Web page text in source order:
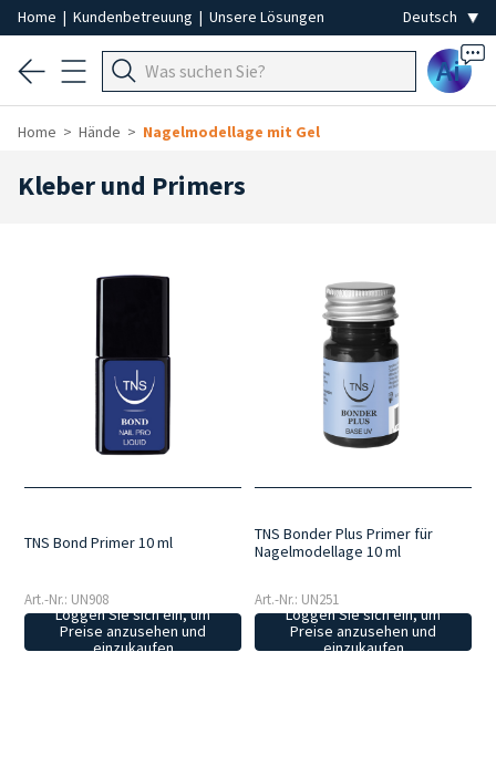
Home | Kundenbetreuung | Unsere Lösungen
Ai
Home Hände Nagelmodellage mit Gel
Kleber und Primers
TNS Bond Primer 10 ml
Art.-Nr.: UN908
Loggen Sie sich ein, um
Preise anzusehen und
einzukaufen
TNS Bonder Plus Primer für
Nagelmodellage 10 ml
Art.-Nr.: UN251
Loggen Sie sich ein, um
Preise anzusehen und
einzukaufen